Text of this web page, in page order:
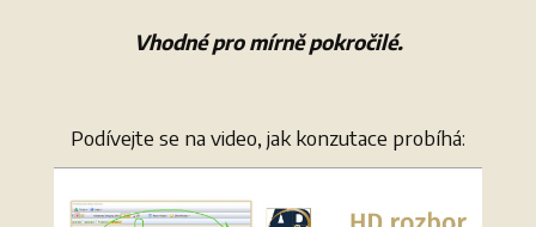
Vhodné pro mírně pokročilé.
Podívejte se na video, jak konzutace probíhá:
přehrávač